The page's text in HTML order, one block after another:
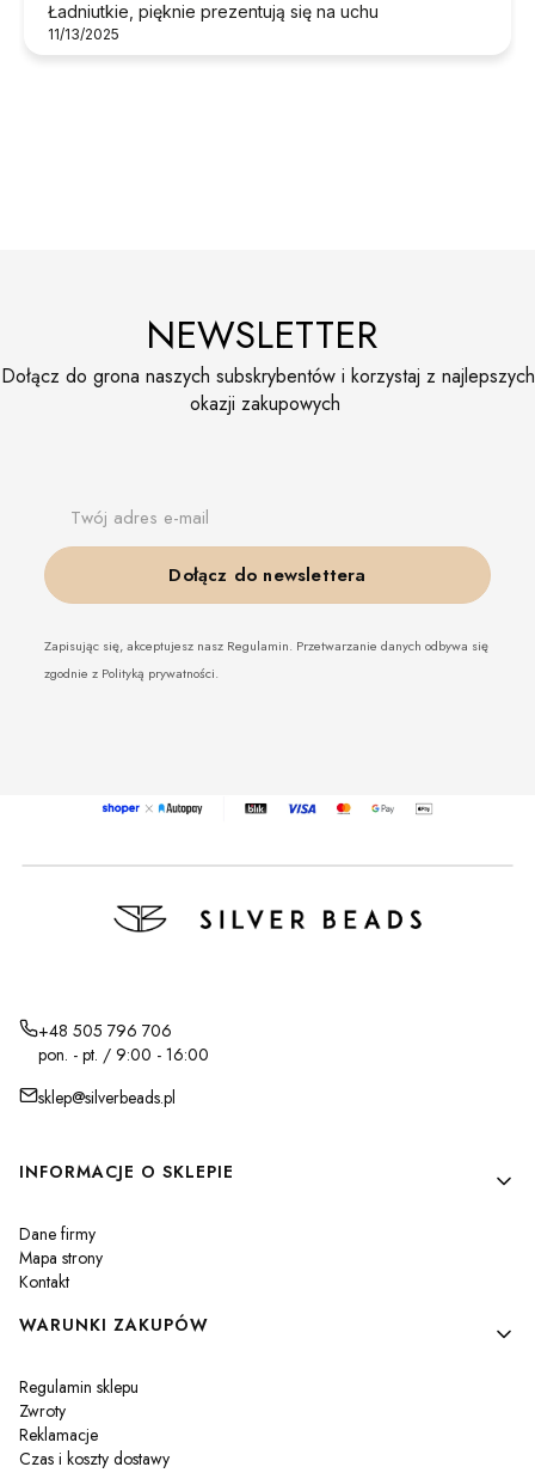
Ładniutkie, pięknie prezentują się na uchu
11/13/2025
NEWSLETTER
Dołącz do grona naszych subskrybentów i korzystaj z najlepszych
okazji zakupowych
Twój adres e-mail
Dołącz do newslettera
Zapisując się, akceptujesz nasz Regulamin. Przetwarzanie danych odbywa się
zgodnie z Polityką prywatności.
+48 505 796 706
pon. - pt. / 9:00 - 16:00
sklep@silverbeads.pl
Linki w stopce
INFORMACJE O SKLEPIE
Dane firmy
Mapa strony
Kontakt
WARUNKI ZAKUPÓW
Regulamin sklepu
Zwroty
Reklamacje
Czas i koszty dostawy